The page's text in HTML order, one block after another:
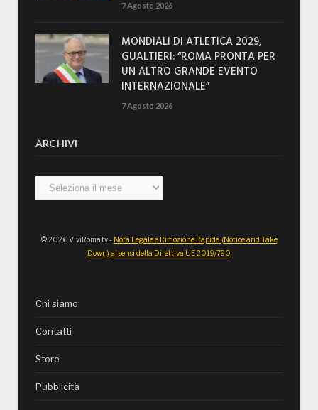
7 Agosto 2026
MONDIALI DI ATLETICA 2029,
GUALTIERI: “ROMA PRONTA PER
UN ALTRO GRANDE EVENTO
INTERNAZIONALE”
7 Agosto 2026
ARCHIVI
Archivi
© 2026 ViviRoma.tv - Nota Legale e Rimozione Rapida (Notice and Take
Down) ai sensi della Direttiva UE 2019/790
Chi siamo
Contatti
Store
Pubblicità